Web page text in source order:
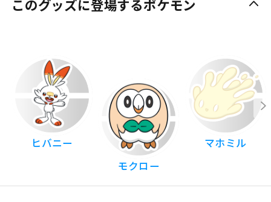
このグッズに登場するポケモン
ヒバニー
モクロー
マホミル